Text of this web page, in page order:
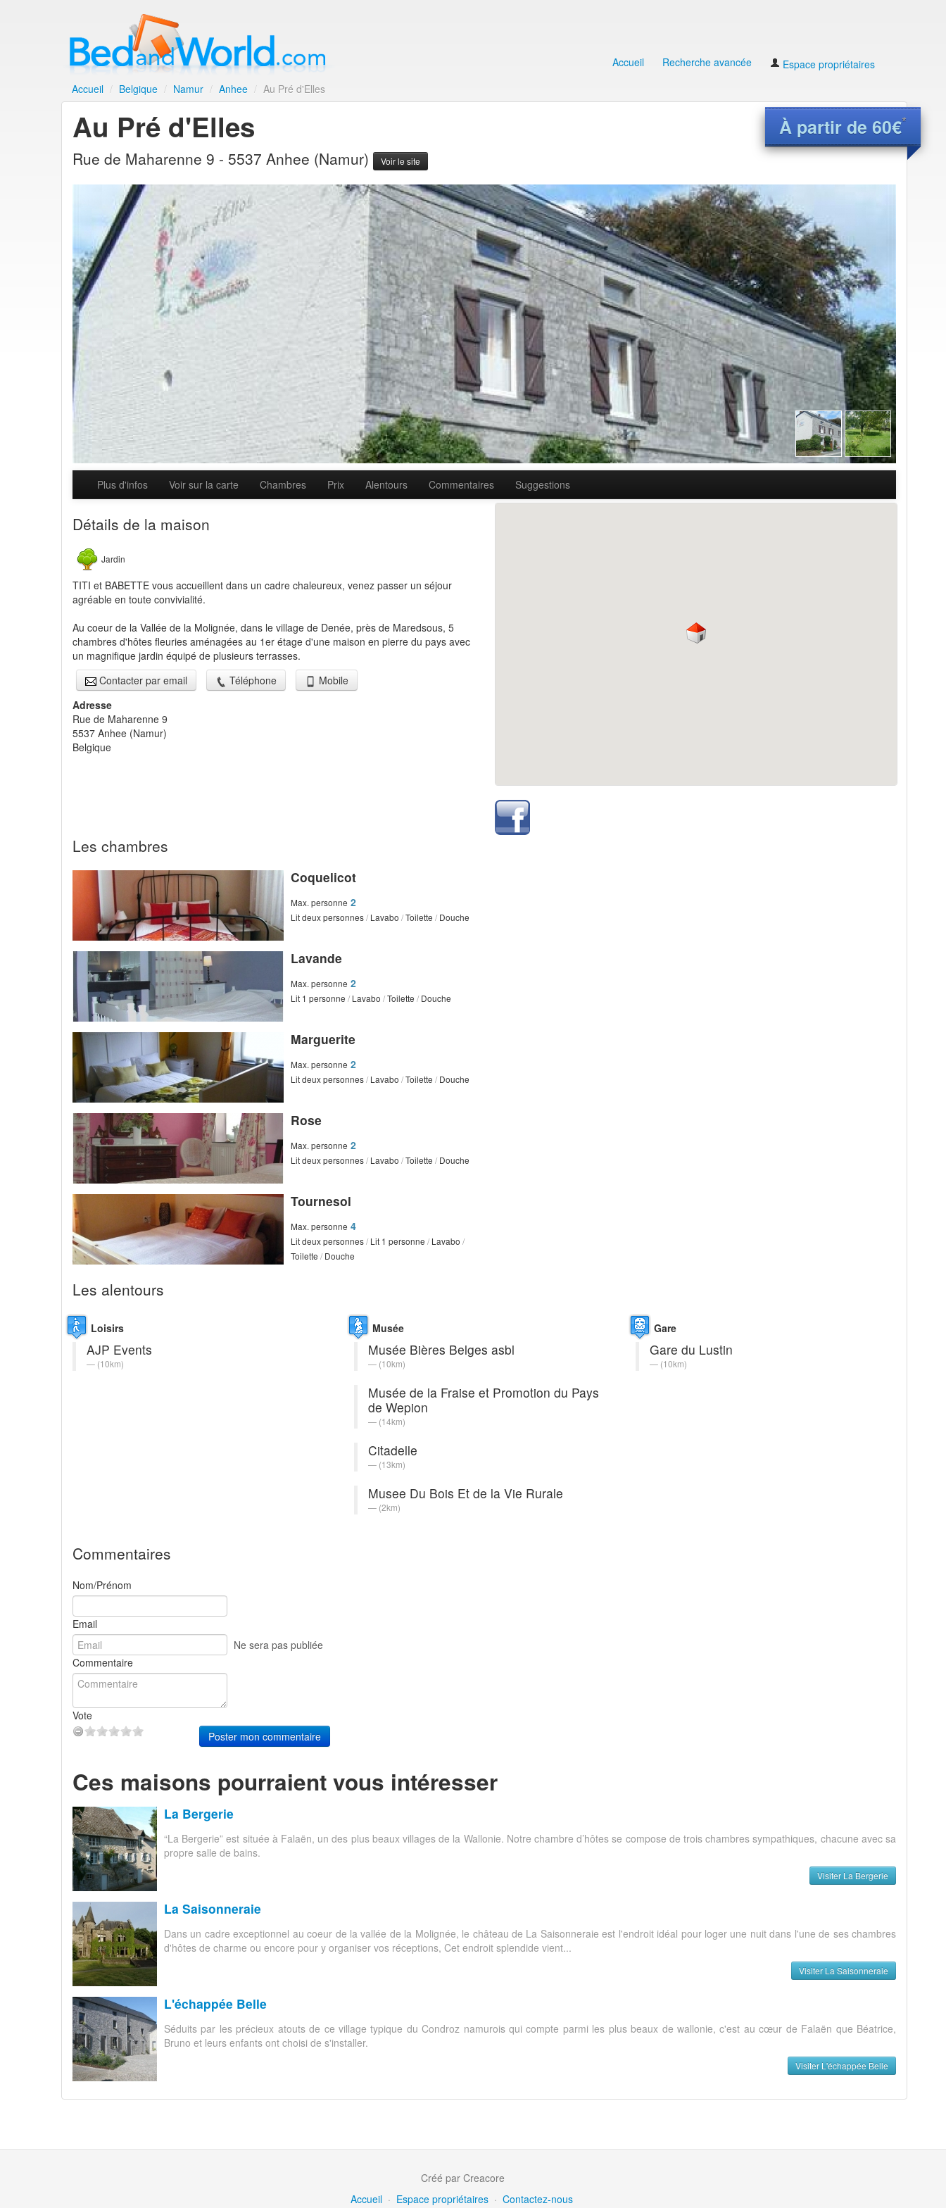
Accueil Recherche avancée
Espace propriétaires
Accueil / Belgique / Namur / Anhee / Au Pré d'Elles
Au Pré d'Elles
Rue de Maharenne 9 - 5537 Anhee (Namur) Voir le site
À partir de 60€*
Plus d'infos Voir sur la carte Chambres Prix Alentours Commentaires Suggestions
Détails de la maison
Jardin
TITI et BABETTE vous accueillent dans un cadre chaleureux, venez passer un séjour
agréable en toute convivialité.
Au coeur de la Vallée de la Molignée, dans le village de Denée, près de Maredsous, 5
chambres d'hôtes fleuries aménagées au 1er étage d'une maison en pierre du pays avec
un magnifique jardin équipé de plusieurs terrasses.
Contacter par email
Téléphone
Mobile
Adresse
Rue de Maharenne 9
5537 Anhee (Namur)
Belgique
Les chambres
Coquelicot
Max. personne 2
Lit deux personnes/ Lavabo /Toilette / Douche
Lavande
Max. personne 2
Lit 1 personne / Lavabo /Toilette / Douche
Marguerite
Max. personne 2
Lit deux personnes/ Lavabo /Toilette / Douche
Rose
Max. personne 2
Lit deux personnes/ Lavabo /Toilette / Douche
Tournesol
Max. personne 4
Lit deux personnes/ Lit 1 personne / Lavabo /
Toilette / Douche
Les alentours
Loisirs
AJP Events
(10km)
Musée
Musée Bières Belges asbl
(10km)
Musée de la Fraise et Promotion du Pays
de Wepion
(14km)
Citadelle
(13km)
Musee Du Bois Et de la Vie Rurale
(2km)
Gare
Gare du Lustin
(10km)
Commentaires
Nom/Prénom
Email
Ne sera pas publiée
Commentaire
Vote
Poster mon commentaire
Ces maisons pourraient vous intéresser
La Bergerie
“La Bergerie” est située à Falaën, un des plus beaux villages de la Wallonie. Notre chambre d’hôtes se compose de trois chambres sympathiques, chacune avec sa
propre salle de bains.
Visiter La Bergerie
La Saisonneraie
Dans un cadre exceptionnel au coeur de la vallée de la Molignée, le château de La Saisonneraie est l'endroit idéal pour loger une nuit dans l'une de ses chambres
d'hôtes de charme ou encore pour y organiser vos réceptions, Cet endroit splendide vient...
Visiter La Saisonneraie
L'échappée Belle
Séduits par les précieux atouts de ce village typique du Condroz namurois qui compte parmi les plus beaux de wallonie, c'est au cœur de Falaën que Béatrice,
Bruno et leurs enfants ont choisi de s'installer.
Visiter L'échappée Belle
Créé par Creacore
Accueil · Espace propriétaires · Contactez-nous